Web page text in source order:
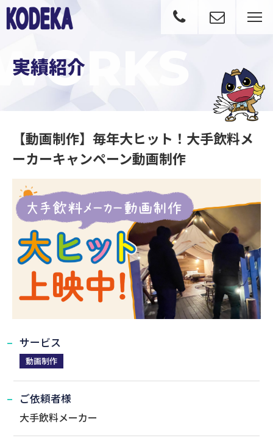
【動画制作】毎年大ヒット！大手飲料メーカーキャンペーン動画制作｜実績紹介
実績紹介
【動画制作】毎年大ヒット！大手飲料メ
ーカーキャンペーン動画制作
サービス
動画制作
ご依頼者様
大手飲料メーカー